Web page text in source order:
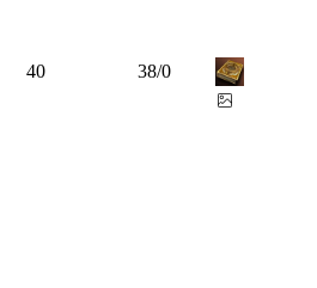
40 38/0